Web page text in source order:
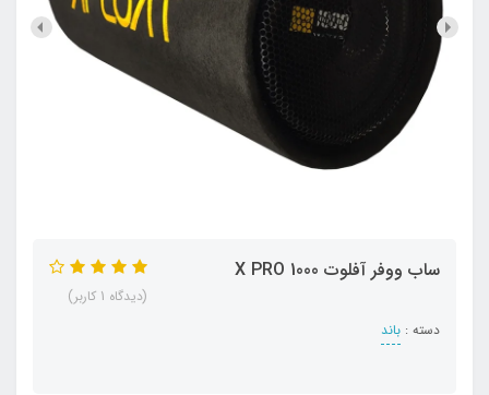
ساب ووفر آفلوت X PRO 1000
دسته : باند
(دیدگاه 1 کاربر)